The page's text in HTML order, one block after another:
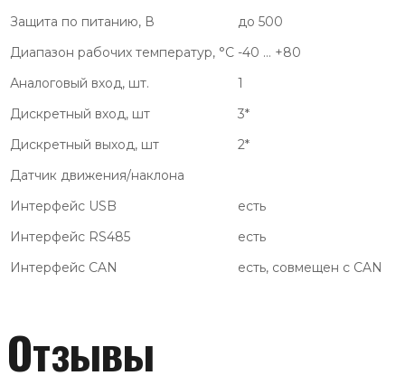
Защита по питанию, В
до 500
Диапазон рабочих температур, °C -40 … +80
Аналоговый вход, шт.
1
Дискретный вход, шт
3*
Дискретный выход, шт
2*
Датчик движения/наклона
Интерфейс USB
есть
Интерфейс RS485
есть
Интерфейс CAN
есть, совмещен с CAN
Отзывы